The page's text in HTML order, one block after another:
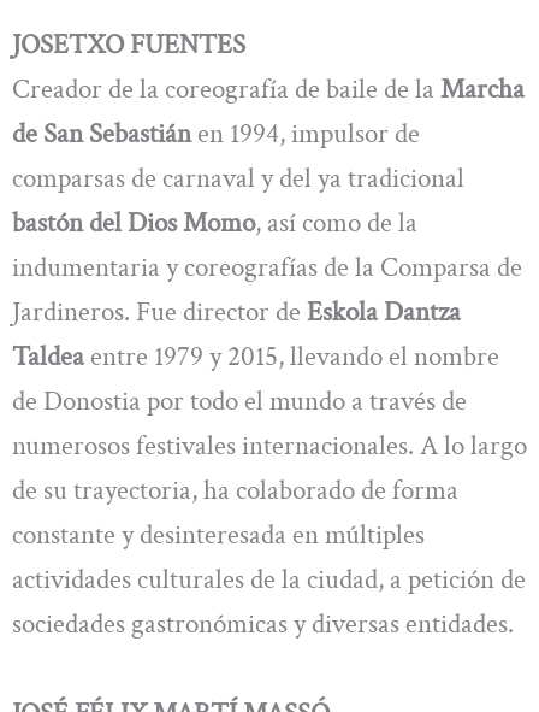
JOSETXO FUENTES
Creador de la coreografía de baile de la Marcha
de San Sebastiánen 1994, impulsor de
comparsas de carnaval y del ya tradicional
bastón del Dios Momo, así como de la
indumentaria y coreografías de la Comparsa de
Jardineros. Fue director de Eskola Dantza
Taldeaentre 1979 y 2015, llevando el nombre
de Donostia por todo el mundo a través de
numerosos festivales internacionales. A lo largo
de su trayectoria, ha colaborado de forma
constante y desinteresada en múltiples
actividades culturales de la ciudad, a petición de
sociedades gastronómicas y diversas entidades.